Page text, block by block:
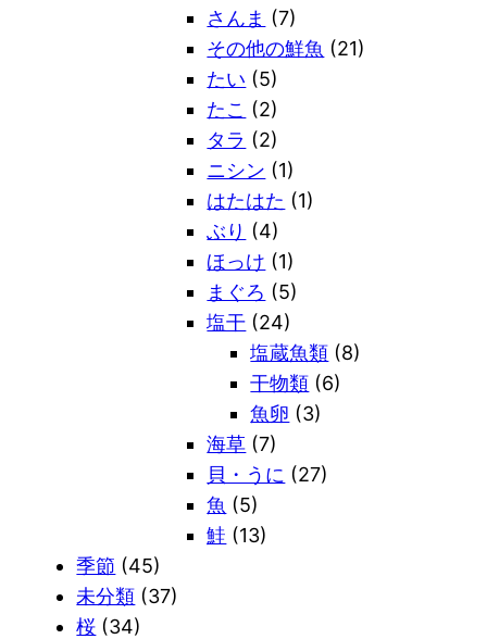
さんま (7)
その他の鮮魚 (21)
たい (5)
たこ (2)
タラ (2)
ニシン (1)
はたはた (1)
ぶり (4)
ほっけ (1)
まぐろ (5)
塩干 (24)
塩蔵魚類 (8)
干物類 (6)
魚卵 (3)
海草 (7)
貝・うに (27)
魚 (5)
鮭 (13)
季節 (45)
未分類 (37)
桜 (34)